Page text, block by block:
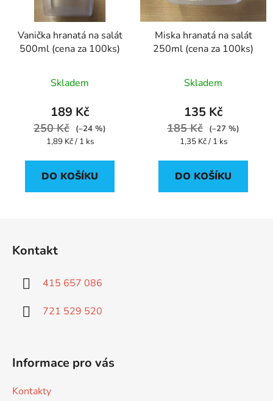
Vanička hranatá na salát
500ml (cena za 100ks)
Skladem
189 Kč
250 Kč
(–24 %)
Měrná
1,89 Kč / 1 ks
DO KOŠÍKU
Miska hranatá na salát
250ml (cena za 100ks)
Skladem
135 Kč
185 Kč
(–27 %)
Měrná
1,35 Kč / 1 ks
DO KOŠÍKU
Kontakt
415 657 086
721 529 520
Informace pro vás
Kontakty